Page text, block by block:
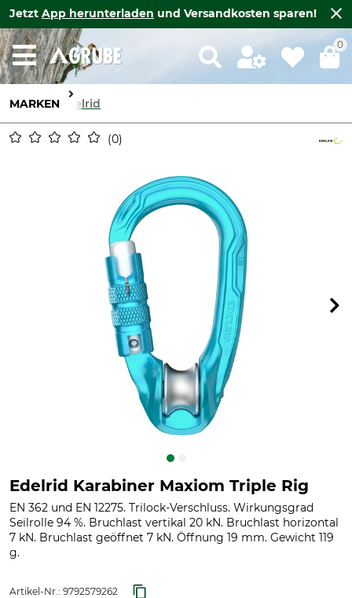
Jetzt App herunterladen und Versandkosten sparen!
0
MARKEN Edelrid
0
Edelrid Karabiner Maxiom Triple Rig
EN 362 und EN 12275. Trilock-Verschluss. Wirkungsgrad
Seilrolle 94 %. Bruchlast vertikal 20 kN. Bruchlast horizontal
7 kN. Bruchlast geöffnet 7 kN. Öffnung 19 mm. Gewicht 119
g.
Artikel-Nr.: 9792579262